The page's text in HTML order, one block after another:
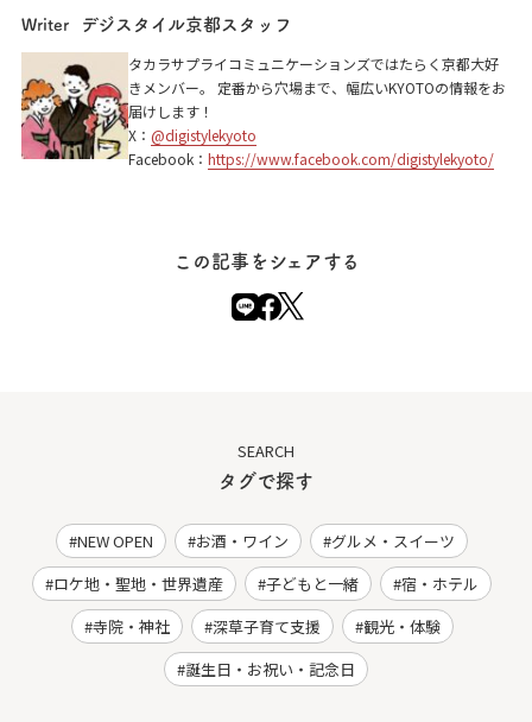
京都市左京区下鴨泉川町59
Writer デジスタイル京都スタッフ
タカラサプライコミュニケーションズではたらく京都大好
きメンバー。 定番から穴場まで、幅広いKYOTOの情報をお
届けします！
X： @digistylekyoto
Facebook： https://www.facebook.com/digistylekyoto/
この記事をシェアする
SEARCH
タグで探す
NEW OPEN お酒・ワイン
グルメ・スイーツ
ロケ地・聖地・世界遺産
子どもと一緒
宿・ホテル
寺院・神社
深草子育て支援
観光・体験
誕生日・お祝い・記念日